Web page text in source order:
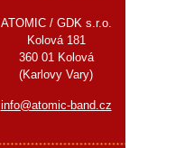
ATOMIC / GDK s.r.o.
Kolová 181
360 01 Kolová
(Karlovy Vary)
info@atomic-band.cz